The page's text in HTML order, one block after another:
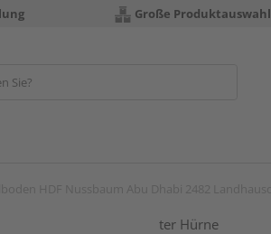
Große Produktauswahl
ter Hürne